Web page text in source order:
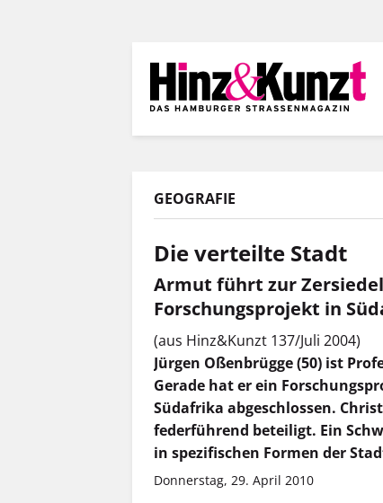
GEOGRAFIE
Die verteilte Stadt
Armut führt zur
Forschungsprojekt in
(aus Hinz&Kunzt 137/Juli 2004)
Jürgen Oßenbrügge (50) ist
Gerade hat er ein
Südafrika abgeschlossen.
federführend beteiligt. Ein
in spezifischen Formen der
Donnerstag, 29. April 2010